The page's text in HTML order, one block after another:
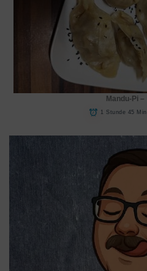
Mandu-Pi –
1 Stunde 45